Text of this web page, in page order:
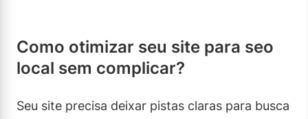
Como otimizar seu site para seo
local sem complicar?
Seu site precisa deixar pistas claras para busca